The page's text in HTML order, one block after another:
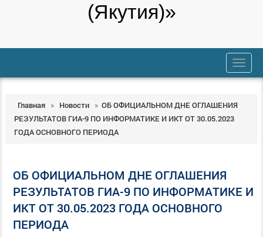
(Якутия)»
trk
Главная » Новости » ОБ ОФИЦИАЛЬНОМ ДНЕ ОГЛАШЕНИЯ
РЕЗУЛЬТАТОВ ГИА-9 ПО ИНФОРМАТИКЕ И ИКТ ОТ 30.05.2023
ГОДА ОСНОВНОГО ПЕРИОДА
ОБ ОФИЦИАЛЬНОМ ДНЕ ОГЛАШЕНИЯ
РЕЗУЛЬТАТОВ ГИА-9 ПО ИНФОРМАТИКЕ И
ИКТ ОТ 30.05.2023 ГОДА ОСНОВНОГО
ПЕРИОДА